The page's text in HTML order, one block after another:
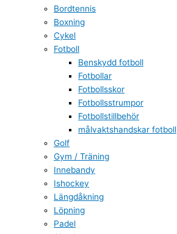
Bordtennis
Boxning
Cykel
Fotboll
Benskydd fotboll
Fotbollar
Fotbollsskor
Fotbollsstrumpor
Fotbollstillbehör
målvaktshandskar fotboll
Golf
Gym / Träning
Innebandy
Ishockey
Längdåkning
Löpning
Padel